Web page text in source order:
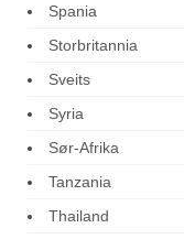
Spania
Storbritannia
Sveits
Syria
Sør-Afrika
Tanzania
Thailand